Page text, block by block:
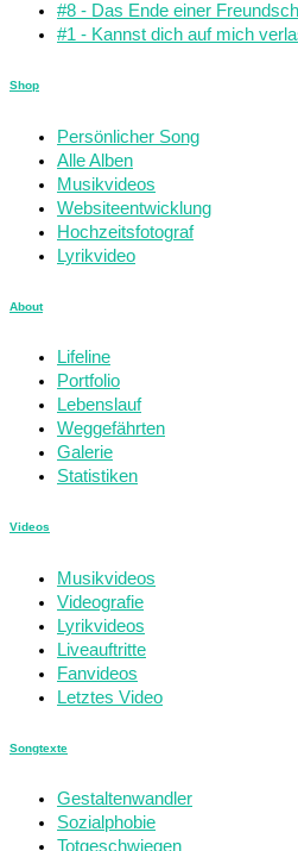
#8 - Das Ende einer
#1 - Kannst dich auf mich
Shop
Persönlicher Song
Alle Alben
Musikvideos
Websiteentwicklung
Hochzeitsfotograf
Lyrikvideo
About
Lifeline
Portfolio
Lebenslauf
Weggefährten
Galerie
Statistiken
Videos
Musikvideos
Videografie
Lyrikvideos
Liveauftritte
Fanvideos
Letztes Video
Songtexte
Gestaltenwandler
Sozialphobie
Totgeschwiegen